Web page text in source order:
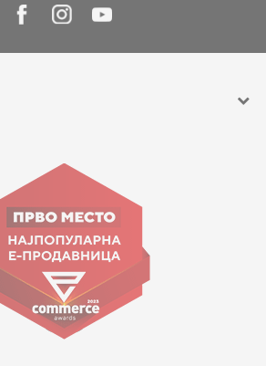
Николовски бр.74 Скопје
contact@mytime.mk
Работно време:
09:00 до 17:00